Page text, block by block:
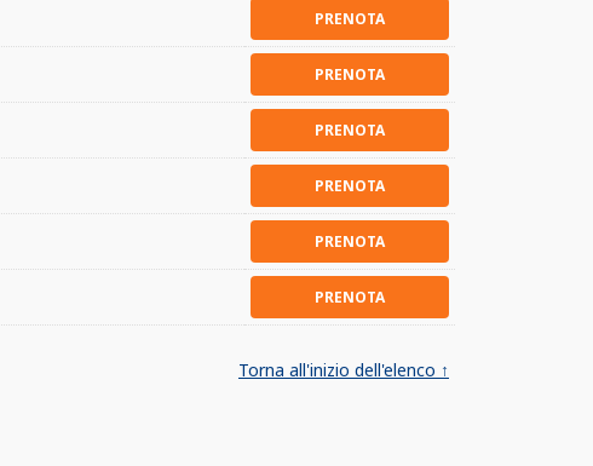
PRENOTA
PRENOTA
PRENOTA
PRENOTA
PRENOTA
PRENOTA
Torna all'inizio dell'elenco ↑